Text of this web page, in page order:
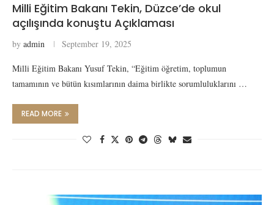
Milli Eğitim Bakanı Tekin, Düzce’de okul
açılışında konuştu Açıklaması
by admin September 19, 2025
Milli Eğitim Bakanı Yusuf Tekin, “Eğitim öğretim, toplumun
tamamının ve bütün kısımlarının daima birlikte sorumluluklarını …
READ MORE